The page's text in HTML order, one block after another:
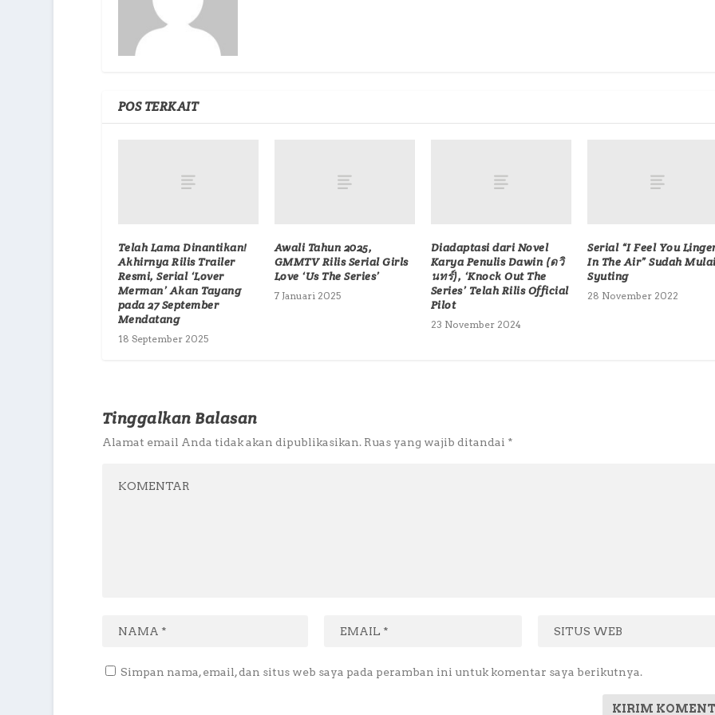
POS TERKAIT
Telah Lama Dinantikan!
Akhirnya Rilis Trailer
Resmi, Serial ‘Lover
Merman’ Akan Tayang
pada 27 September
Mendatang
18 September 2025
Awali Tahun 2025,
GMMTV Rilis Serial Girls
Love ‘Us The Series’
7 Januari 2025
Diadaptasi dari Novel
Karya Penulis Dawin (ดวิ
นทร์), ‘Knock Out The
Series’ Telah Rilis Official
Pilot
23 November 2024
Serial “I Feel You
In The Air” Sudah
Syuting
28 November 2022
Tinggalkan Balasan
Alamat email Anda tidak akan dipublikasikan. Ruas yang wajib ditandai *
Simpan nama, email, dan situs web saya pada peramban ini untuk komentar saya berikutnya.